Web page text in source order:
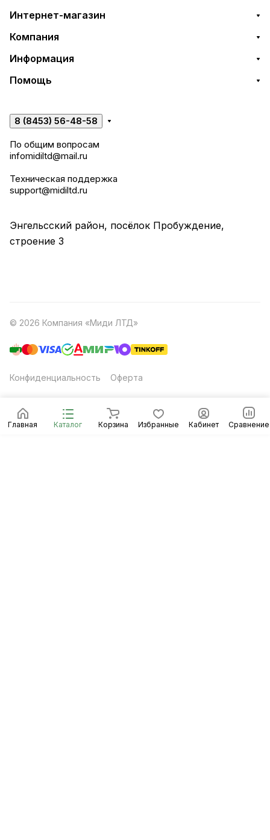
Главная Каталог Корзина Избранные Кабинет Сравнение
Интернет-магазин
Компания
Информация
Помощь
8 (8453) 56-48-58
По общим вопросам
infomidiltd@mail.ru
Техническая поддержка
support@midiltd.ru
Энгельсский район, посёлок Пробуждение,
строение 3
© 2026 Компания «Миди ЛТД»
Конфиденциальность Оферта